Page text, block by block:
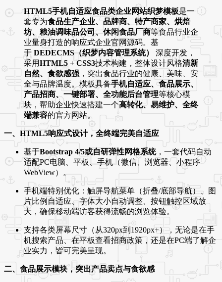
HTML5手机自适应食品类企业网站织梦模板是一
套专为食品生产企业、品牌商、特产商家、烘焙
坊、粮油调味品公司、休闲食品厂商等食品行业企
业量身打造的响应式企业官网源码。基
于 DEDECMS（织梦内容管理系统）
深度开发，
采用HTML5 + CSS3技术构建，整体设计风格清新
自然、食欲感强 ，突出食品行业的健康、美味、安
全与品牌温度。模板具备手机自适应、食品展示、
产品招商、一键部署、全功能后台管理等核心模
块，帮助企业快速搭建一个高转化、易维护、全终
端兼容的官方网站。
一、HTML5响应式设计，全终端完美自适应
基于Bootstrap 4/5或自研弹性网格系统，一套代码自动
适配PC电脑、平板、手机（微信、浏览器、小程序
WebView）。
手机端特别优化：触屏导航菜单（折叠/底部导航）、图
片比例自适应、字体大小自动调整、按钮触控区域放
大，确保移动端访客获得流畅的浏览体验。
支持各类屏幕尺寸（从320px到1920px+），无论是在手
机搜索产品、在平板查看招商政策，还是在PC端了解企
业实力，皆可完美呈现。
二、食品展示模块，突出产品卖点与食欲感